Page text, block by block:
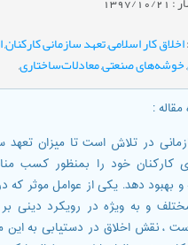
اخلاق کار اسلامی,تعهد سازمانی کارکنان,
خوشه‌های صنعتی,معادلات‌ساختاری,
:
در تلاش است تا میزان تعهد
کارکنان خود را بمنظور کسب
و بهبود دهد. یکی از عوامل موثر که
و به ویژه در رویکرد دینی بر
، نقش اخلاق در دستیابی به این